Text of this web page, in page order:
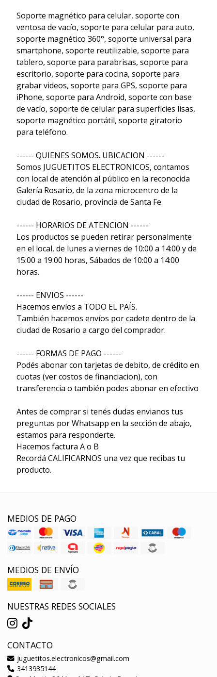
Soporte magnético para celular, soporte con
ventosa de vacío, soporte para celular para auto,
soporte magnético 360°, soporte universal para
smartphone, soporte reutilizable, soporte para
tablero, soporte para parabrisas, soporte para
escritorio, soporte para cocina, soporte para
grabar videos, soporte para GPS, soporte para
iPhone, soporte para Android, soporte con base
de vacío, soporte de celular para superficies lisas,
soporte magnético portátil, soporte giratorio
para teléfono.
------ QUIENES SOMOS. UBICACION ------
Somos JUGUETITOS ELECTRONICOS, contamos
con local de atención al público en la reconocida
Galería Rosario, de la zona microcentro de la
ciudad de Rosario, provincia de Santa Fe.
------ HORARIOS DE ATENCION ------
Los productos se pueden retirar personalmente
en el local, de lunes a viernes de 10:00 a 14:00 y de
15:00 a 19:00 horas, Sábados de 10:00 a 14:00
horas.
------ ENVIOS ------
Hacemos envíos a TODO EL PAÍS.
También hacemos envíos por cadete dentro de la
ciudad de Rosario a cargo del comprador.
------ FORMAS DE PAGO ------
Podés abonar con tarjetas de debito, de crédito en
cuotas (ver costos de financiacion), con
transferencia o también podes abonar en efectivo
Antes de comprar si tenés dudas envianos tus
preguntas por Whatsapp en la sección de abajo,
estamos para responderte.
Hacemos factura A o B
Recordá CALIFICARNOS una vez que recibas tu
producto.
MEDIOS DE PAGO
MEDIOS DE ENVÍO
NUESTRAS REDES SOCIALES
CONTACTO
juguetitos.electronicos@gmail.com
3413935144